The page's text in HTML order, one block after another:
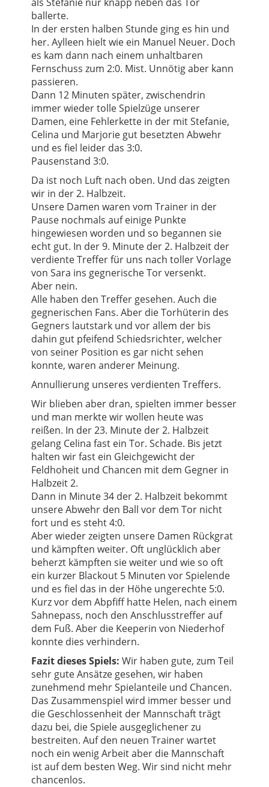
ballerte.
In der ersten halben Stunde ging es hin und
her. Aylleen hielt wie ein Manuel Neuer. Doch
es kam dann nach einem unhaltbaren
Fernschuss zum 2:0. Mist. Unnötig aber kann
passieren.
Dann 12 Minuten später, zwischendrin
immer wieder tolle Spielzüge unserer
Damen, eine Fehlerkette in der mit Stefanie,
Celina und Marjorie gut besetzten Abwehr
und es fiel leider das 3:0.
Pausenstand 3:0.
Da ist noch Luft nach oben. Und das zeigten
wir in der 2. Halbzeit.
Unsere Damen waren vom Trainer in der
Pause nochmals auf einige Punkte
hingewiesen worden und so begannen sie
echt gut. In der 9. Minute der 2. Halbzeit der
verdiente Treffer für uns nach toller Vorlage
von Sara ins gegnerische Tor versenkt.
Aber nein.
Alle haben den Treffer gesehen. Auch die
gegnerischen Fans. Aber die Torhüterin des
Gegners lautstark und vor allem der bis
dahin gut pfeifend Schiedsrichter, welcher
von seiner Position es gar nicht sehen
konnte, waren anderer Meinung.
Annullierung unseres verdienten Treffers.
Wir blieben aber dran, spielten immer besser
und man merkte wir wollen heute was
reißen. In der 23. Minute der 2. Halbzeit
gelang Celina fast ein Tor. Schade. Bis jetzt
halten wir fast ein Gleichgewicht der
Feldhoheit und Chancen mit dem Gegner in
Halbzeit 2.
Dann in Minute 34 der 2. Halbzeit bekommt
unsere Abwehr den Ball vor dem Tor nicht
fort und es steht 4:0.
Aber wieder zeigten unsere Damen Rückgrat
und kämpften weiter. Oft unglücklich aber
beherzt kämpften sie weiter und wie so oft
ein kurzer Blackout 5 Minuten vor Spielende
und es fiel das in der Höhe ungerechte 5:0.
Kurz vor dem Abpfiff hatte Helen, nach einem
Sahnepass, noch den Anschlusstreffer auf
dem Fuß. Aber die Keeperin von Niederhof
konnte dies verhindern.
Fazit dieses Spiels: Wir haben gute, zum Teil
sehr gute Ansätze gesehen, wir haben
zunehmend mehr Spielanteile und Chancen.
Das Zusammenspiel wird immer besser und
die Geschlossenheit der Mannschaft trägt
dazu bei, die Spiele ausgeglichener zu
bestreiten. Auf den neuen Trainer wartet
noch ein wenig Arbeit aber die Mannschaft
ist auf dem besten Weg. Wir sind nicht mehr
chancenlos.